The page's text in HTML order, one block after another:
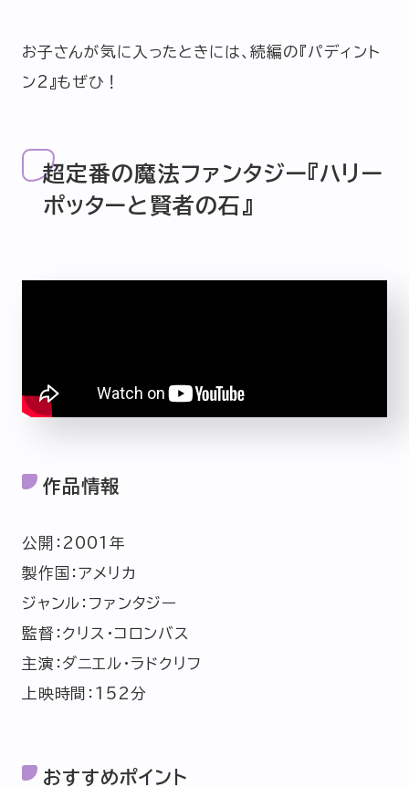
お子さんが気に入ったときには、続編の『パディント
ン2』もぜひ！
超定番の魔法ファンタジー『ハリー
ポッターと賢者の石』
作品情報
公開：2001年
製作国：アメリカ
ジャンル：ファンタジー
監督：クリス・コロンバス
主演：ダニエル・ラドクリフ
上映時間：152分
おすすめポイント